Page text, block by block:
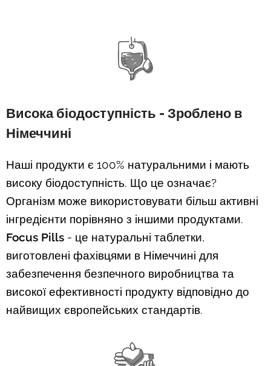
Висока біодоступність - Зроблено в
Німеччині
Наші продукти є 100% натуральними і мають
високу біодоступність. Що це означає?
Організм може використовувати більш активні
інгредієнти порівняно з іншими продуктами.
Focus Pills - це натуральні таблетки,
виготовлені фахівцями в Німеччині для
забезпечення безпечного виробництва та
високої ефективності продукту відповідно до
найвищих європейських стандартів.